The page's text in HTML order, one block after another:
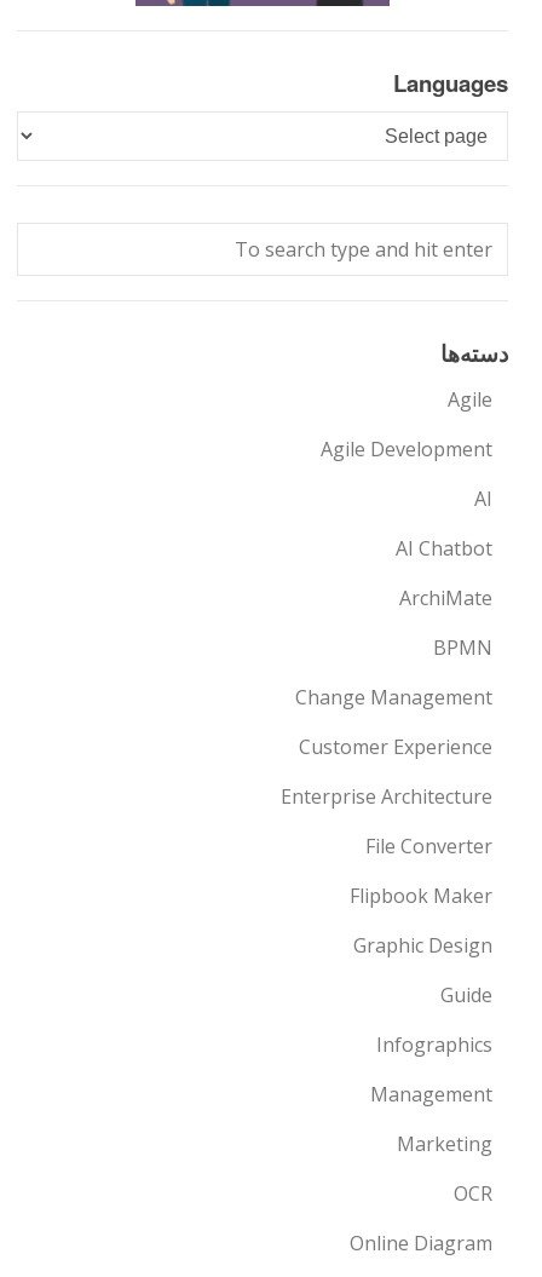
Languages
Languages
دسته‌ها
Agile
Agile Development
AI
AI Chatbot
ArchiMate
BPMN
Change Management
Customer Experience
Enterprise Architecture
File Converter
Flipbook Maker
Graphic Design
Guide
Infographics
Management
Marketing
OCR
Online Diagram